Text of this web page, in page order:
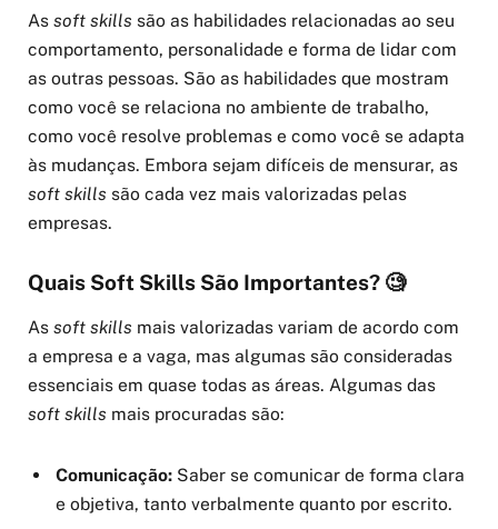
As soft skills são as habilidades relacionadas ao seu
comportamento, personalidade e forma de lidar com
as outras pessoas. São as habilidades que mostram
como você se relaciona no ambiente de trabalho,
como você resolve problemas e como você se adapta
às mudanças. Embora sejam difíceis de mensurar, as
soft skills são cada vez mais valorizadas pelas
empresas.
Quais Soft Skills São Importantes? 🧐
As soft skills mais valorizadas variam de acordo com
a empresa e a vaga, mas algumas são consideradas
essenciais em quase todas as áreas. Algumas das
soft skills mais procuradas são:
Comunicação: Saber se comunicar de forma clara
e objetiva, tanto verbalmente quanto por escrito.